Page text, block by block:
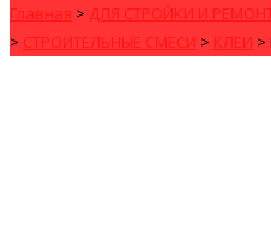
Главная > ДЛЯ СТРОЙКИ И
> СТРОИТЕЛЬНЫЕ СМЕСИ > КЛЕИ >